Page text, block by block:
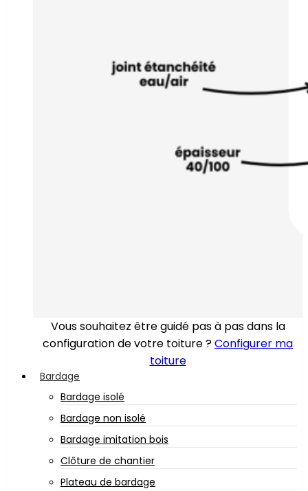
Vous souhaitez être guidé pas à pas dans la
configuration de votre toiture ?Configurer ma
toiture
Bardage
Bardage isolé
Bardage non isolé
Bardage imitation bois
Clôture de chantier
Plateau de bardage